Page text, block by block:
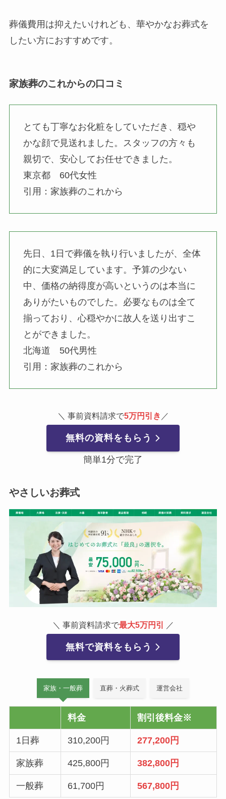
葬儀費用は抑えたいけれども、華やかなお葬式を
したい方におすすめです。
家族葬のこれからの口コミ
とても丁寧なお化粧をしていただき、穏や
かな顔で見送れました。スタッフの方々も
親切で、安心してお任せできました。
東京都 60代女性
引用：家族葬のこれから
先日、1日で葬儀を執り行いましたが、全体
的に大変満足しています。予算の少ない
中、価格の納得度が高いというのは本当に
ありがたいものでした。必要なものは全て
揃っており、心穏やかに故人を送り出すこ
とができました。
北海道 50代男性
引用：家族葬のこれから
＼ 事前資料請求で5万円引き ／
無料の資料をもらう
簡単1分で完了
やさしいお葬式
＼ 事前資料請求で最大5万円引 ／
無料で資料をもらう
家族・一般葬 直葬・火葬式 運営会社
料金 割引後料金※
1日葬 310,200円 277,200円
家族葬 425,800円 382,800円
一般葬 61,700円 567,800円